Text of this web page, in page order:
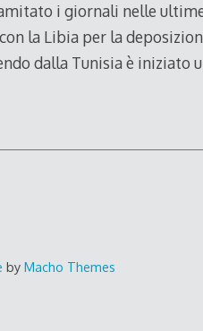
i giornali nelle
la Libia per la
dalla Tunisia è iniziato
by Macho Themes